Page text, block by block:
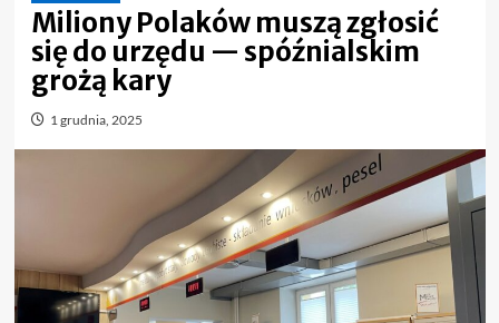
Miliony Polaków muszą zgłosić
się do urzędu — spóźnialskim
grożą kary
1 grudnia, 2025